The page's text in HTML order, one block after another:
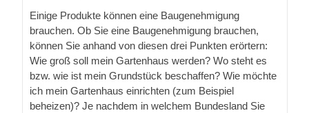
Einige Produkte können eine Baugenehmigung
brauchen. Ob Sie eine Baugenehmigung brauchen,
können Sie anhand von diesen drei Punkten erörtern:
Wie groß soll mein Gartenhaus werden? Wo steht es
bzw. wie ist mein Grundstück beschaffen? Wie möchte
ich mein Gartenhaus einrichten (zum Beispiel
beheizen)? Je nachdem in welchem Bundesland Sie